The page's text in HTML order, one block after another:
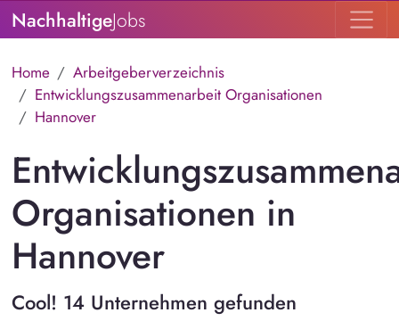
NachhaltigeJobs
Home
Arbeitgeberverzeichnis
Entwicklungszusammenarbeit Organisationen
Hannover
Organisationen in
Hannover
Cool! 14 Unternehmen gefunden